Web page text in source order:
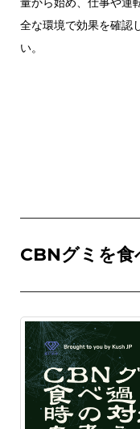
全な環境で効果を確認
い。
CBNグミを食